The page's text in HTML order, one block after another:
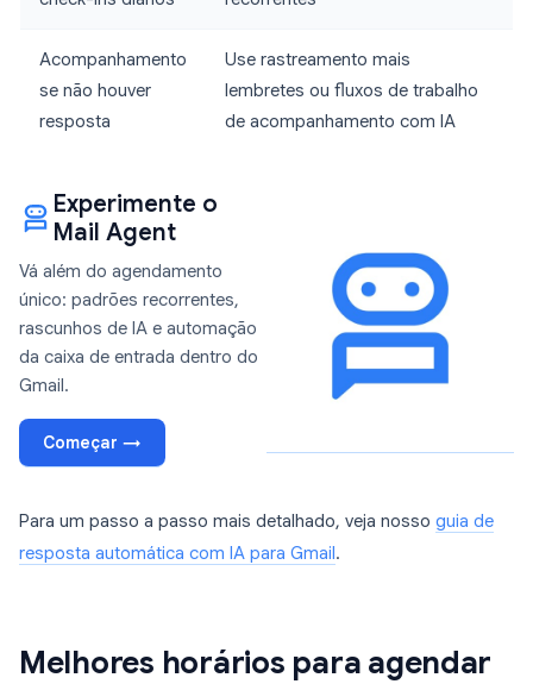
Acompanhamento
se não houver
resposta
Use rastreamento mais
lembretes ou fluxos de trabalho
de acompanhamento com IA
Experimente o
Mail Agent
Vá além do agendamento
único: padrões recorrentes,
rascunhos de IA e automação
da caixa de entrada dentro do
Gmail.
Começar →
Para um passo a passo mais detalhado, veja nosso guia de
resposta automática com IA para Gmail .
Melhores horários para agendar